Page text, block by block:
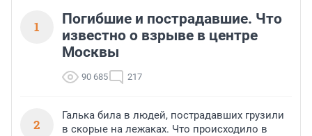
1
Погибшие и пострадавшие. Что
известно о взрыве в центре
Москвы
90 685 217
2
Галька била в людей, пострадавших грузили
в скорые на лежаках. Что происходило в